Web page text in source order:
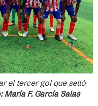
el tercer gol que selló
María F. García Salas